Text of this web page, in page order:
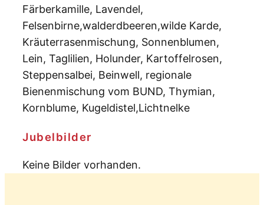
Färberkamille, Lavendel,
Felsenbirne,walderdbeeren,wilde Karde,
Kräuterrasenmischung, Sonnenblumen,
Lein, Taglilien, Holunder, Kartoffelrosen,
Steppensalbei, Beinwell, regionale
Bienenmischung vom BUND, Thymian,
Kornblume, Kugeldistel,Lichtnelke
Jubelbilder
Keine Bilder vorhanden.